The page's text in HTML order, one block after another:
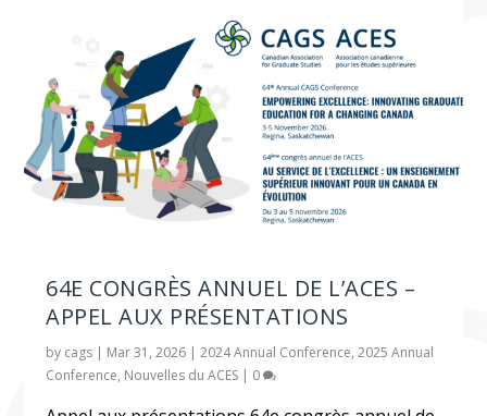
64E CONGRÈS ANNUEL DE L’ACES –
APPEL AUX PRÉSENTATIONS
by cags | Mar 31, 2026 |2024 Annual Conference,2025 Annual
Conference, Nouvelles du ACES | 0